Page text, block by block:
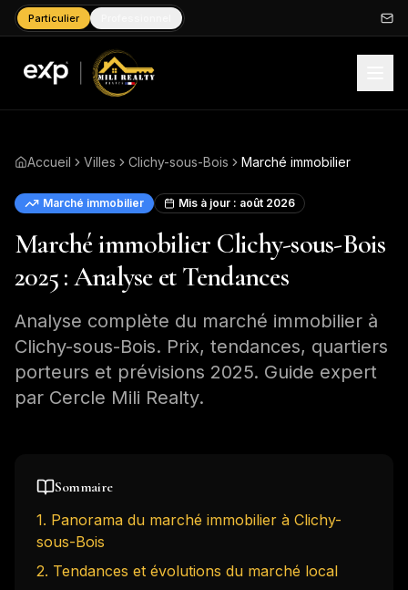
Particulier
Accueil Villes Clichy-sous-Bois Marché immobilier
Marché immobilier Mis à jour : août 2026
Marché immobilier Clichy-sous-Bois
2025 : Analyse et Tendances
Analyse complète du marché immobilier à
Clichy-sous-Bois. Prix, tendances, quartiers
porteurs et prévisions 2025. Guide expert
par Cercle Mili Realty.
Sommaire
1. Panorama du marché immobilier à Clichy-
sous-Bois
2. Tendances et évolutions du marché local